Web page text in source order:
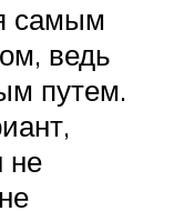
самым
ведь
путем.
не